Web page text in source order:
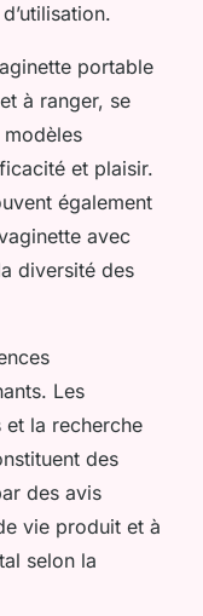
portable
à ranger, se
et plaisir.
également
avec
diversité des
Les
la recherche
des
des avis
vie produit et à
selon la